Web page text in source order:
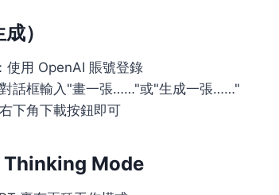
）
：使用 OpenAI 賬號登錄
對話框輸入"畫一張……"或"生成一張……"
下角下載按鈕即可
Mode